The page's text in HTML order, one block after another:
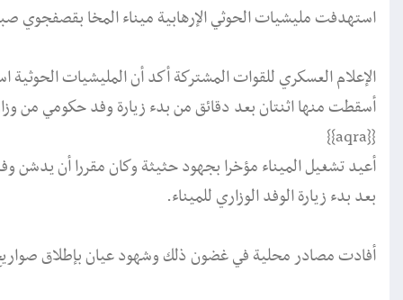
استهدفت مليشيات الحوثي الإرهابية ميناء المخا بقصفجوي صباح السبت 11
الإعلام العسكري للقوات المشتركة أكد أن المليشيات
أسقطت منها اثنتان بعد دقائق من بدء زيارة وفد حكومي من
{{aqra}}
أعيد تشغيل الميناء مؤخرا بجهود حثيثة وكان مقررا أن يدشن
بعد بدء زيارة الوفد الوزاري للميناء.
أفادت مصادر محلية في غضون ذلك وشهود عيان بإطلاق